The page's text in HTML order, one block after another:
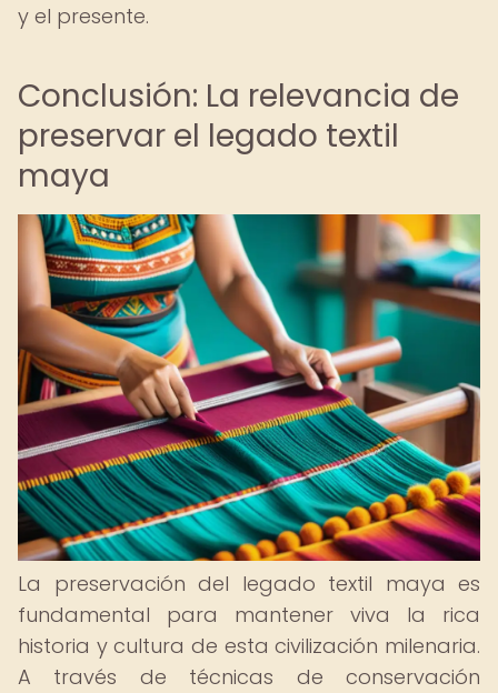
y el presente.
Conclusión: La relevancia de
preservar el legado textil
maya
La preservación del legado textil maya es
fundamental para mantener viva la rica
historia y cultura de esta civilización milenaria.
A través de técnicas de conservación